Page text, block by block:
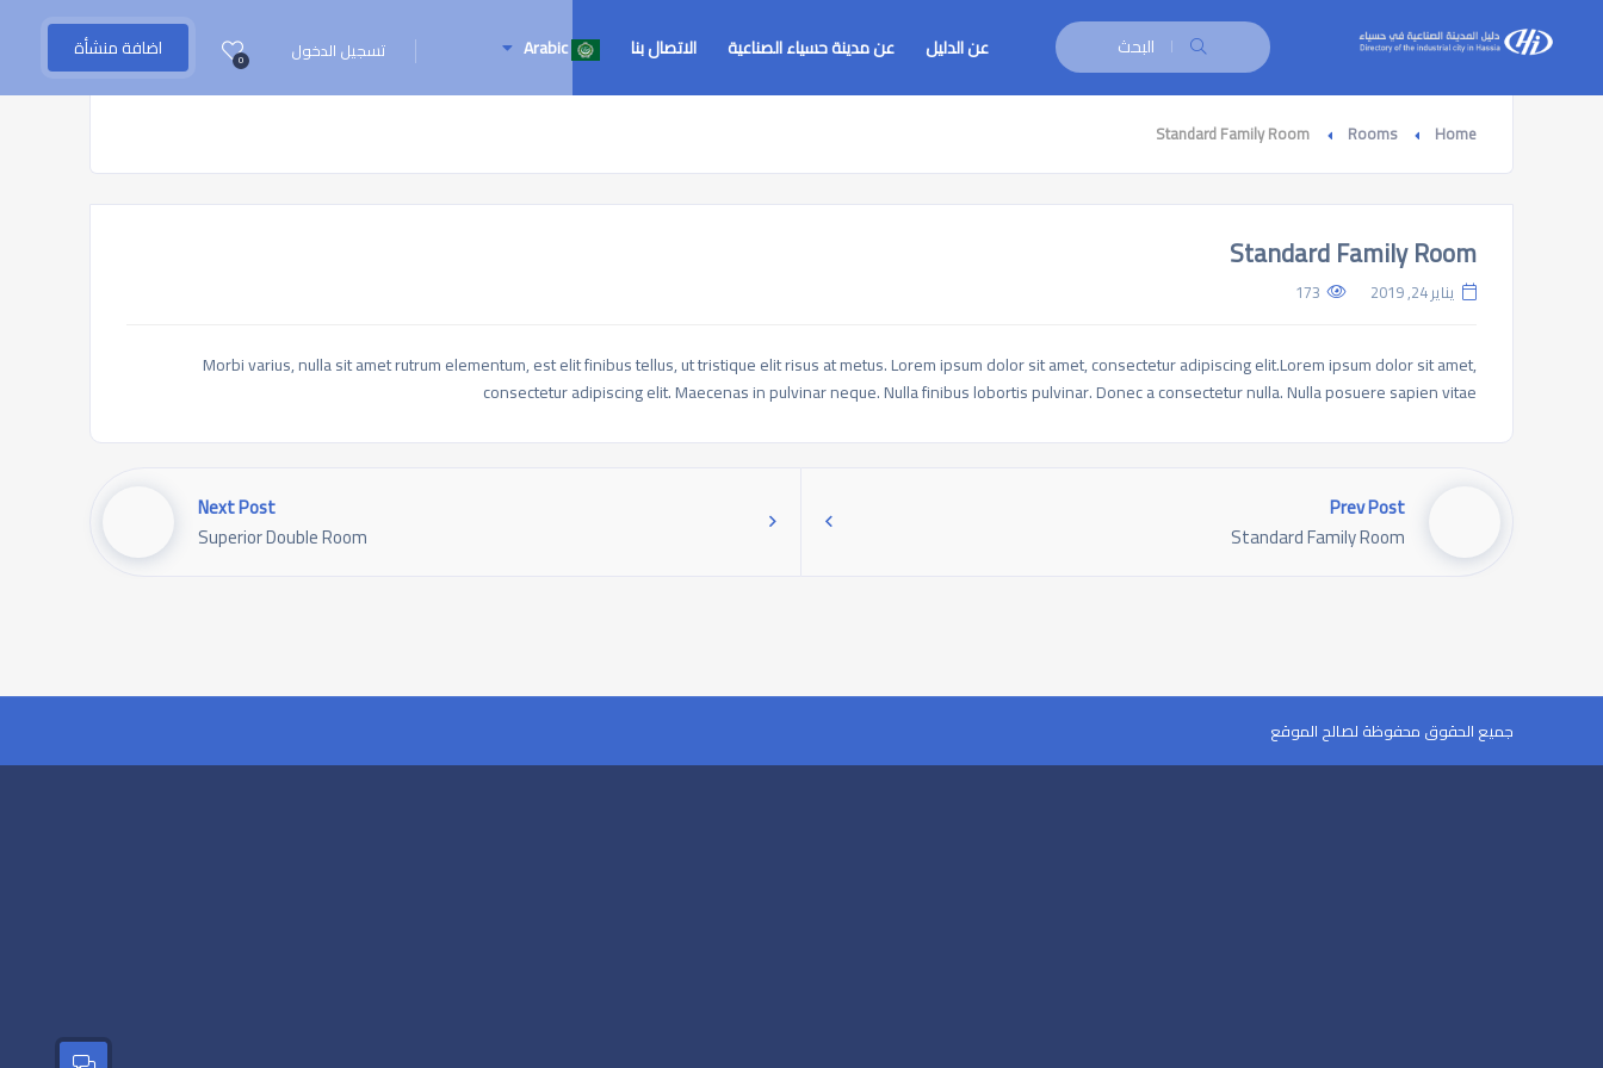
البحث اضافة منشأة 0 تسجيل الدخول عن الدليل عن مدينة حسياء الصناعية الاتصال بنا Arabic
Home
Rooms
Standard Family Room
Standard Family Room
يناير 24, 2019 173
Morbi varius, nulla sit amet rutrum elementum, est elit finibus tellus, ut tristique elit risus at metus. Lorem ipsum dolor sit amet, consectetur adipiscing elit.Lorem ipsum dolor sit amet,
consectetur adipiscing elit. Maecenas in pulvinar neque. Nulla finibus lobortis pulvinar. Donec a consectetur nulla. Nulla posuere sapien vitae
Prev Post
Standard Family Room
Next Post
Superior Double Room
جميع الحقوق محفوظة لصالح الموقع